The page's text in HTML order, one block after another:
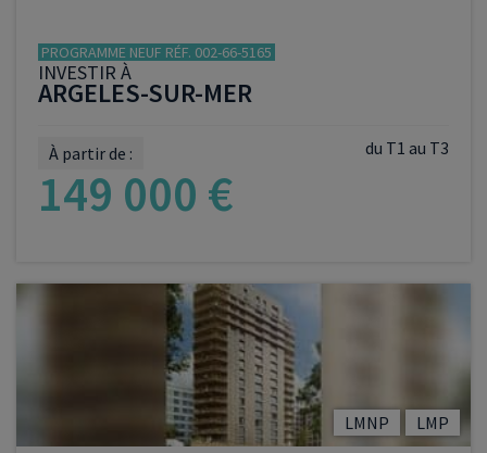
PROGRAMME NEUF RÉF. 002-66-5165
INVESTIR À
ARGELES-SUR-MER
du T1 au T3
À partir de :
149 000 €
VOIR LE PROGRAMME
LMNP LMP